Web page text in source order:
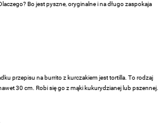
Bo jest pyszne, oryginalne i na długo zaspokaja
przepisu na burrito z kurczakiem jest tortilla. To rodzaj
30 cm. Robi się go z mąki kukurydzianej lub pszennej.